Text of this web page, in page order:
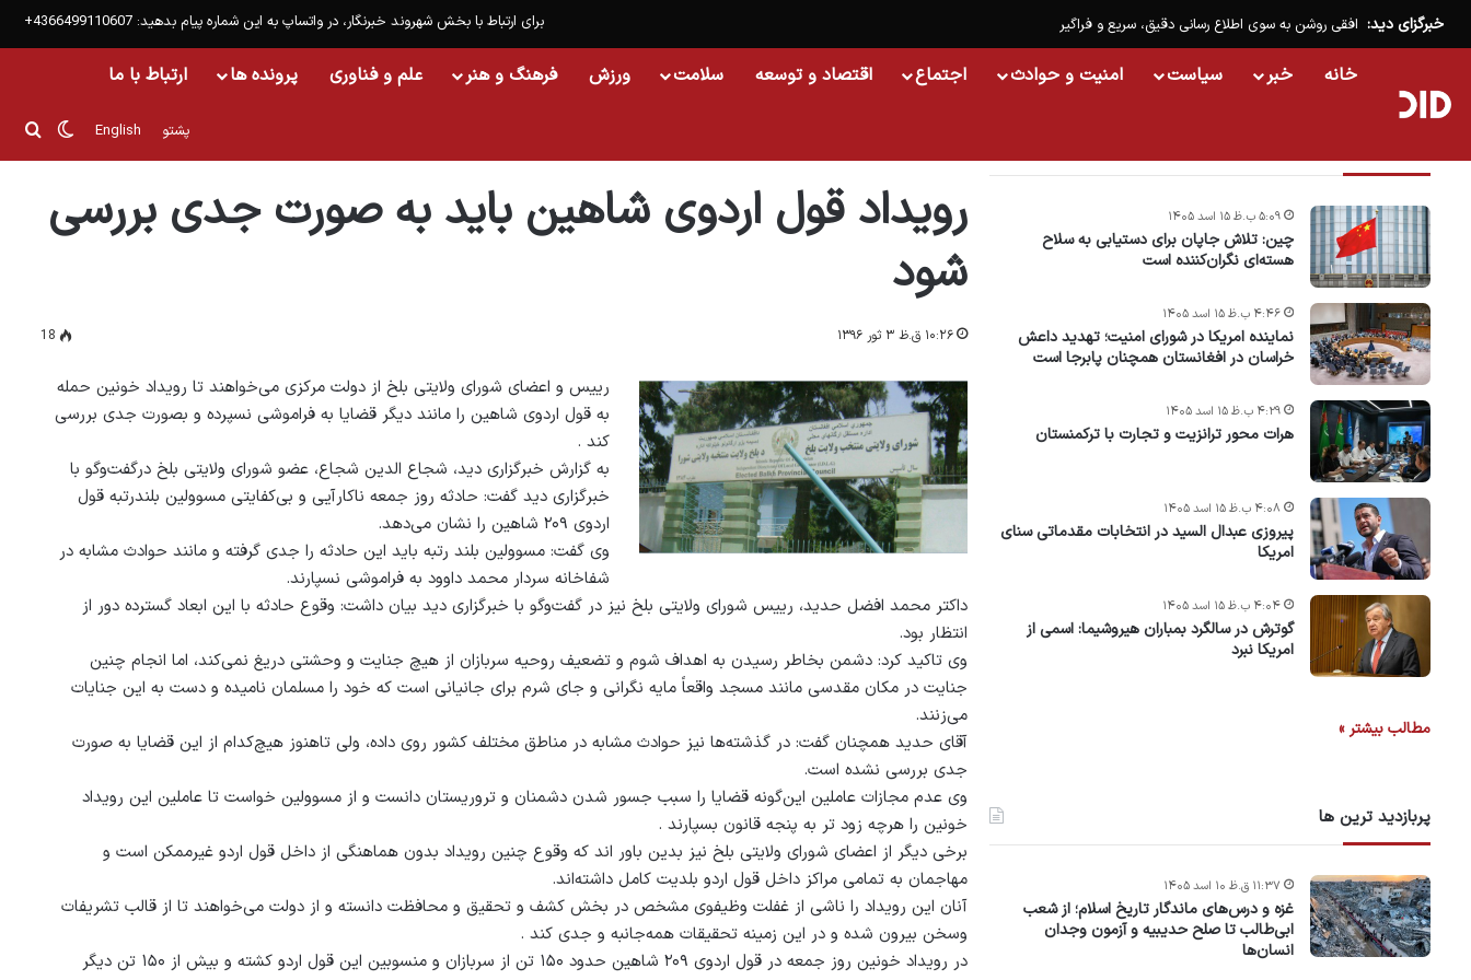
برای ارتباط با بخش شهروند خبرنگار، در واتساپ به این شماره پیام بدهید: 4366499110607+ خبرگزای دید: افقی روشن به سوی اطلاع رسانی دقیق، سریع و فراگیر
خانه خبر سیاست امنیت و حوادث اجتماع اقتصاد و توسعه سلامت ورزش فرهنگ و هنر علم و فناوری پرونده ها ارتباط با ما
English پشتو تغییر
رویداد قول اردوی شاهین باید به صورت جدی بررسی
شود
۱۰:۲۶ ق.ظ ۳ ثور ۱۳۹۶ 18
رییس و اعضای شورای ولایتی بلخ از دولت مرکزی می‌خواهند تا رویداد خونین حمله
به قول اردوی شاهین را مانند دیگر قضایا به فراموشی نسپرده و بصورت جدی بررسی
کند .
به گزارش خبرگزاری دید، شجاع الدین شجاع، عضو شورای ولایتی بلخ درگفت‌وگو با
خبرگزاری دید گفت: حادثه روز جمعه ناکارآیی و بی‌کفایتی مسوولین بلندرتبه قول
اردوی ۲۰۹ شاهین را نشان می‌دهد.
وی گفت: مسوولین بلند رتبه باید این حادثه را جدی گرفته و مانند حوادث مشابه در
شفاخانه سردار محمد داوود به فراموشی نسپارند.
داکتر محمد افضل حدید، رییس شورای ولایتی بلخ نیز در گفت‌وگو با خبرگزاری دید بیان داشت: وقوع حادثه با این ابعاد گسترده دور از
انتظار بود.
وی تاکید کرد: دشمن بخاطر رسیدن به اهداف شوم و تضعیف روحیه سربازان از هیچ جنایت و وحشتی دریغ نمی‌کند، اما انجام چنین
جنایت در مکان مقدسی مانند مسجد واقعاً مایه نگرانی و جای شرم برای جانیانی است که خود را مسلمان نامیده و دست به این جنایات
می‌زنند.
آقای حدید همچنان گفت: در گذشته‌ها نیز حوادث مشابه در مناطق مختلف کشور روی داده، ولی تاهنوز هیچ‌کدام از این قضایا به صورت
جدی بررسی نشده است.
وی عدم مجازات عاملین این‌گونه قضایا را سبب جسور شدن دشمنان و تروریستان دانست و از مسوولین خواست تا عاملین این رویداد
خونین را هرچه زود تر به پنجه قانون بسپارند .
برخی دیگر از اعضای شورای ولایتی بلخ نیز بدین باور اند که وقوع چنین رویداد بدون هماهنگی از داخل قول اردو غیرممکن است و
مهاجمان به تمامی مراکز داخل قول اردو بلدیت کامل داشته‌اند.
آنان این رویداد را ناشی از غفلت وظیفوی مشخص در بخش کشف و تحقیق و محافظت دانسته و از دولت می‌خواهند تا از قالب تشریفات
وسخن بیرون شده و در این زمینه تحقیقات همه‌جانبه و جدی کند .
در رویداد خونین روز جمعه در قول اردوی ۲۰۹ شاهین حدود ۱۵۰ تن از سربازان و منسوبین این قول اردو کشته و بیش از ۱۵۰ تن دیگر
چین: تلاش جاپان برای دستیابی به سلاح
هسته‌ای نگران‌کننده است
۵:۰۹ ب.ظ ۱۵ اسد ۱۴۰۵
نماینده امریکا در شورای امنیت؛ تهدید داعش
خراسان در افغانستان همچنان پابرجا است
۴:۴۶ ب.ظ ۱۵ اسد ۱۴۰۵
هرات محور ترانزیت و تجارت با ترکمنستان
۴:۲۹ ب.ظ ۱۵ اسد ۱۴۰۵
پیروزی عبدال السید در انتخابات مقدماتی سنای
امریکا
۴:۰۸ ب.ظ ۱۵ اسد ۱۴۰۵
گوترش در سالگرد بمباران هیروشیما: اسمی از
امریکا نبرد
۴:۰۴ ب.ظ ۱۵ اسد ۱۴۰۵
مطالب بیشتر »
پربازدید ترین ها
غزه و درس‌های ماندگار تاریخ اسلام؛ از شعب
ابی‌طالب تا صلح حدیبیه و آزمون وجدان
انسان‌ها
۱۱:۳۷ ق.ظ ۱۰ اسد ۱۴۰۵